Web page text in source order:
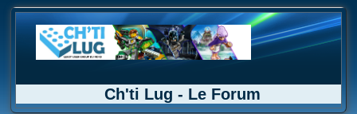
Ch'ti Lug - Le Forum